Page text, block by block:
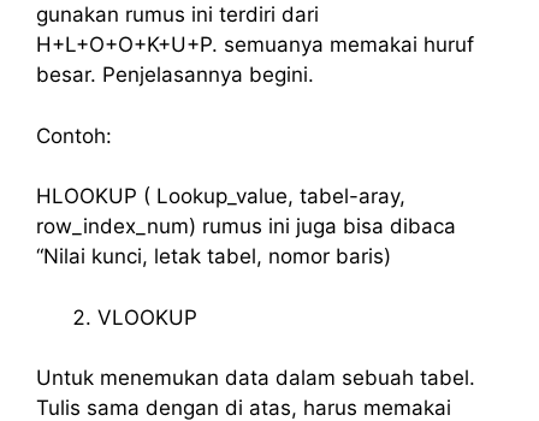
gunakan rumus ini terdiri dari
H+L+O+O+K+U+P. semuanya memakai huruf
besar. Penjelasannya begini.
Contoh:
HLOOKUP ( Lookup_value, tabel-aray,
row_index_num) rumus ini juga bisa dibaca
“Nilai kunci, letak tabel, nomor baris)
VLOOKUP
Untuk menemukan data dalam sebuah tabel.
Tulis sama dengan di atas, harus memakai